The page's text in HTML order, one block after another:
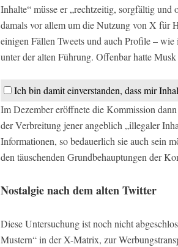
Inhalte“ müsse er „rechtzeitig, sorgfältig
damals vor allem um die Nutzung von X für
einigen Fällen Tweets und auch Profile –
unter der alten Führung. Offenbar hatte
Ich bin damit einverstanden, dass mir
Im Dezember eröffnete die Kommission
der Verbreitung jener angeblich „illegaler
Informationen, so bedauerlich sie auch sein
den täuschenden Grundbehauptungen der
Nostalgie nach dem alten Twitter
Diese Untersuchung ist noch nicht
Mustern“ in der X-Matrix, zur